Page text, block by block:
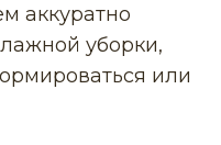
аккуратно
уборки,
или